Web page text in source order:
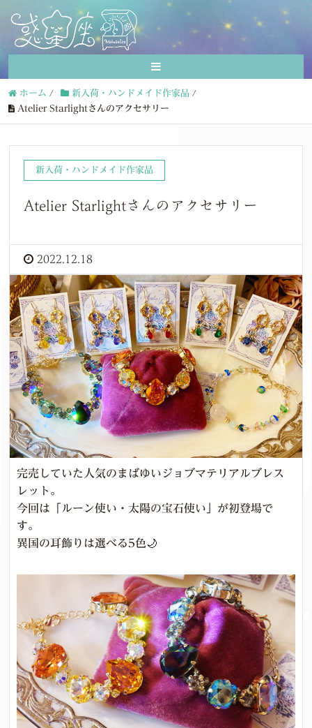
ホーム / 新入荷・ハンドメイド作家品 /
Atelier Starlightさんのアクセサリー
新入荷・ハンドメイド作家品
Atelier Starlightさんのアクセサリー
2022.12.18
完売していた人気のまばゆいジョブマテリアルブレス
レット。
今回は「ルーン使い・太陽の宝石使い」が初登場で
す。
異国の耳飾りは選べる5色🌙